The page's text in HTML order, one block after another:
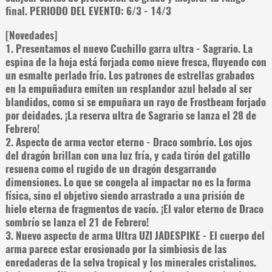
final. PERIODO DEL EVENTO: 6/3 - 14/3
[Novedades]
1. Presentamos el nuevo Cuchillo garra ultra - Sagrario. La
espina de la hoja está forjada como nieve fresca, fluyendo con
un esmalte perlado frío. Los patrones de estrellas grabados
en la empuñadura emiten un resplandor azul helado al ser
blandidos, como si se empuñara un rayo de Frostbeam forjado
por deidades. ¡La reserva ultra de Sagrario se lanza el 28 de
Febrero!
2. Aspecto de arma vector eterno - Draco sombrío. Los ojos
del dragón brillan con una luz fría, y cada tirón del gatillo
resuena como el rugido de un dragón desgarrando
dimensiones. Lo que se congela al impactar no es la forma
física, sino el objetivo siendo arrastrado a una prisión de
hielo eterna de fragmentos de vacío. ¡El valor eterno de Draco
sombrío se lanza el 21 de Febrero!
3. Nuevo aspecto de arma Ultra UZI JADESPIKE - El cuerpo del
arma parece estar erosionado por la simbiosis de las
enredaderas de la selva tropical y los minerales cristalinos.